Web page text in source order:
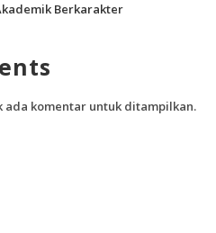
Berkarakter
ada komentar untuk ditampilkan.